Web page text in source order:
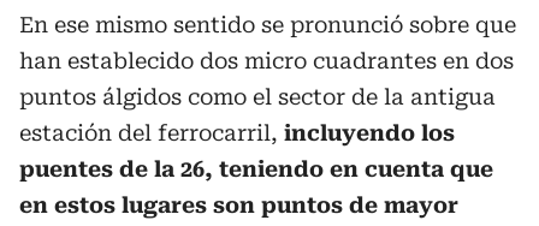
En ese mismo sentido se pronunció sobre que
han establecido dos micro cuadrantes en dos
puntos álgidos como el sector de la antigua
estación del ferrocarril, incluyendo los
puentes de la 26, teniendo en cuenta que
en estos lugares son puntos de mayor